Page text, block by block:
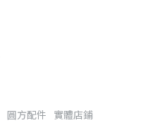
圓方配件 實體店鋪